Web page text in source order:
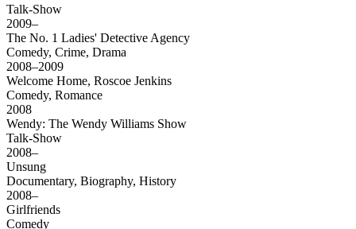
Talk-Show
2009–
The No. 1 Ladies' Detective Agency
Comedy, Crime, Drama
2008–2009
Welcome Home, Roscoe Jenkins
Comedy, Romance
2008
Wendy: The Wendy Williams Show
Talk-Show
2008–
Unsung
Documentary, Biography, History
2008–
Girlfriends
Comedy